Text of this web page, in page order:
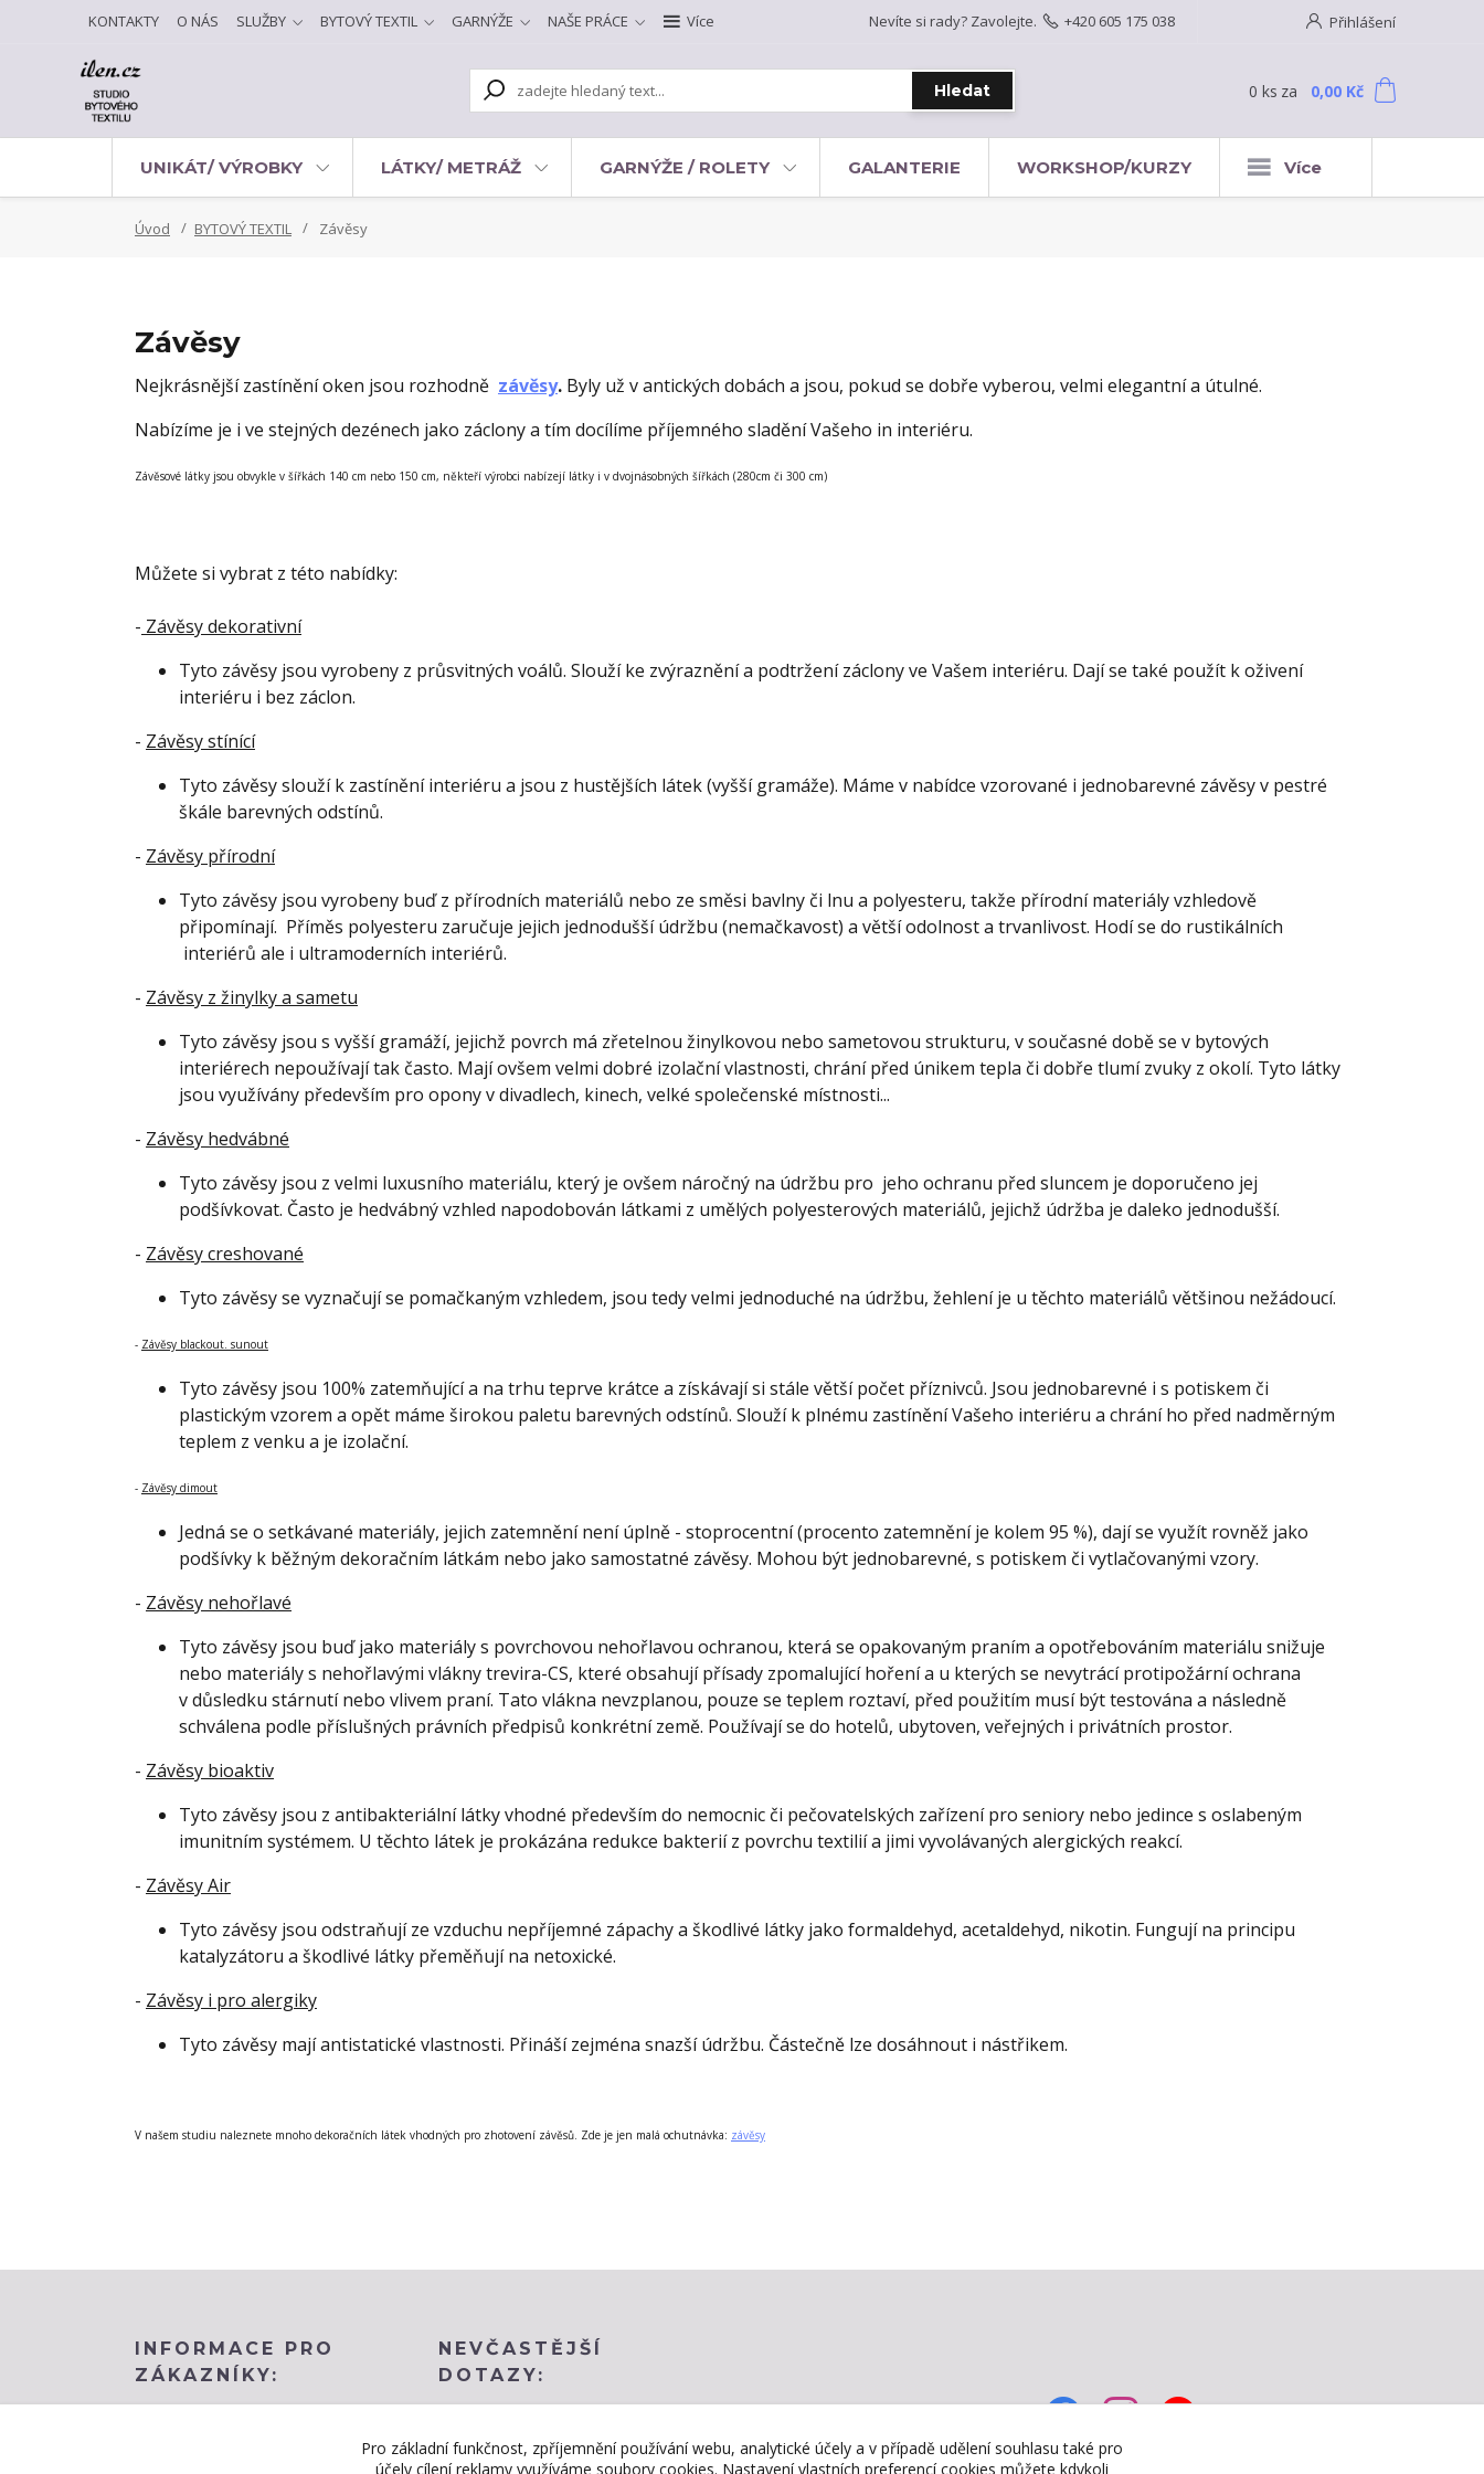
KONTAKTY O NÁS SLUŽBY BYTOVÝ TEXTIL GARNÝŽE NAŠE PRÁCE Více Přihlášení
Hledat
Nevíte si rady? Zavolejte. +420 605 175 038
0 ks za 0,00 Kč
UNIKÁT/ VÝROBKY LÁTKY/ METRÁŽ GARNÝŽE / ROLETY GALANTERIE WORKSHOP/KURZY Více
Úvod BYTOVÝ TEXTIL Závěsy
Závěsy
Nejkrásnější zastínění oken jsou rozhodně závěsy. Byly už v antických dobách a jsou, pokud se dobře vyberou, velmi elegantní a útulné.
Nabízíme je i ve stejných dezénech jako záclony a tím docílíme příjemného sladění Vašeho in interiéru.
Závěsové látky jsou obvykle v šířkách 140 cm nebo 150 cm, někteří výrobci nabízejí látky i v dvojnásobných šířkách (280cm či 300 cm)
Můžete si vybrat z této nabídky:
- Závěsy dekorativní
Tyto závěsy jsou vyrobeny z průsvitných voálů. Slouží ke zvýraznění a podtržení záclony ve Vašem interiéru. Dají se také použít k oživení
interiéru i bez záclon.
- Závěsy stínící
Tyto závěsy slouží k zastínění interiéru a jsou z hustějších látek (vyšší gramáže). Máme v nabídce vzorované i jednobarevné závěsy v pestré
škále barevných odstínů.
- Závěsy přírodní
Tyto závěsy jsou vyrobeny buď z přírodních materiálů nebo ze směsi bavlny či lnu a polyesteru, takže přírodní materiály vzhledově
připomínají. Příměs polyesteru zaručuje jejich jednodušší údržbu (nemačkavost) a větší odolnost a trvanlivost. Hodí se do rustikálních
interiérů ale i ultramoderních interiérů.
- Závěsy z žinylky a sametu
Tyto závěsy jsou s vyšší gramáží, jejichž povrch má zřetelnou žinylkovou nebo sametovou strukturu, v současné době se v bytových
interiérech nepoužívají tak často. Mají ovšem velmi dobré izolační vlastnosti, chrání před únikem tepla či dobře tlumí zvuky z okolí. Tyto látky
jsou využívány především pro opony v divadlech, kinech, velké společenské místnosti...
- Závěsy hedvábné
Tyto závěsy jsou z velmi luxusního materiálu, který je ovšem náročný na údržbu pro jeho ochranu před sluncem je doporučeno jej
podšívkovat. Často je hedvábný vzhled napodobován látkami z umělých polyesterových materiálů, jejichž údržba je daleko jednodušší.
- Závěsy creshované
Tyto závěsy se vyznačují se pomačkaným vzhledem, jsou tedy velmi jednoduché na údržbu, žehlení je u těchto materiálů většinou nežádoucí.
- Závěsy blackout. sunout
Tyto závěsy jsou 100% zatemňující a na trhu teprve krátce a získávají si stále větší počet příznivců. Jsou jednobarevné i s potiskem či
plastickým vzorem a opět máme širokou paletu barevných odstínů. Slouží k plnému zastínění Vašeho interiéru a chrání ho před nadměrným
teplem z venku a je izolační.
- Závěsy dimout
Jedná se o setkávané materiály, jejich zatemnění není úplně - stoprocentní (procento zatemnění je kolem 95 %), dají se využít rovněž jako
podšívky k běžným dekoračním látkám nebo jako samostatné závěsy. Mohou být jednobarevné, s potiskem či vytlačovanými vzory.
- Závěsy nehořlavé
Tyto závěsy jsou buď jako materiály s povrchovou nehořlavou ochranou, která se opakovaným praním a opotřebováním materiálu snižuje
nebo materiály s nehořlavými vlákny trevira-CS, které obsahují přísady zpomalující hoření a u kterých se nevytrácí protipožární ochrana
v důsledku stárnutí nebo vlivem praní. Tato vlákna nevzplanou, pouze se teplem roztaví, před použitím musí být testována a následně
schválena podle příslušných právních předpisů konkrétní země. Používají se do hotelů, ubytoven, veřejných i privátních prostor.
- Závěsy bioaktiv
Tyto závěsy jsou z antibakteriální látky vhodné především do nemocnic či pečovatelských zařízení pro seniory nebo jedince s oslabeným
imunitním systémem. U těchto látek je prokázána redukce bakterií z povrchu textilií a jimi vyvolávaných alergických reakcí.
- Závěsy Air
Tyto závěsy jsou odstraňují ze vzduchu nepříjemné zápachy a škodlivé látky jako formaldehyd, acetaldehyd, nikotin. Fungují na principu
katalyzátoru a škodlivé látky přeměňují na netoxické.
- Závěsy i pro alergiky
Tyto závěsy majíantistatické vlastnosti. Přináší zejména snazší údržbu. Částečně lze dosáhnout i nástřikem.
V našem studiu naleznete mnoho dekoračních látek vhodných pro zhotovení závěsů. Zde je jen malá ochutnávka: závěsy
INFORMACE PRO
ZÁKAZNÍKY:
NEVČASTĚJŠÍ
DOTAZY:
Pro základní funkčnost, zpříjemnění používání webu, analytické účely a v případě udělení souhlasu také pro
účely cílení reklamy využíváme soubory cookies. Nastavení vlastních preferencí cookies můžete kdykoli